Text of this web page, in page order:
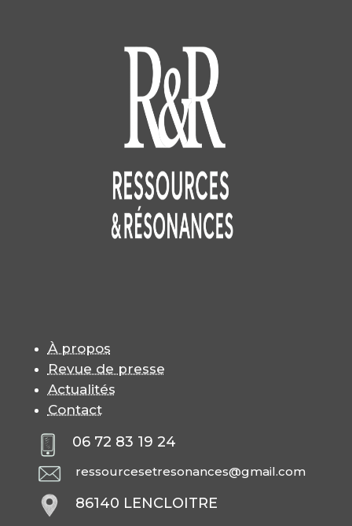
À propos
Revue de presse
Actualités
Contact
06 72 83 19 24
ressourcesetresonances@gmail.com
86140 LENCLOITRE